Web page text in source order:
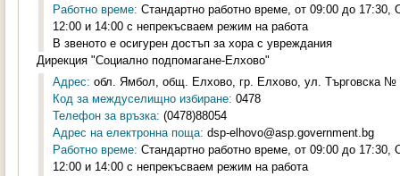
Работно време: Стандартно работно време, от 09:00 до
12:00 и 14:00 с непрекъсваем режим на работа
В звеното е осигурен достъп за хора с увреждания
Дирекция "Социално подпомагане-Елхово"
Адрес: обл. Ямбол, общ. Елхово, гр. Елхово, ул. Търговска №
Код за междуселищно избиране: 0478
Телефон за връзка: (0478)88054
Адрес на електронна поща: dsp-elhovo@asp.government.bg
Работно време: Стандартно работно време, от 09:00 до
12:00 и 14:00 с непрекъсваем режим на работа